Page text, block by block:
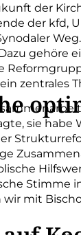
der
der kfd,
gehöre
zentrales
sie
Stimme
wir mit